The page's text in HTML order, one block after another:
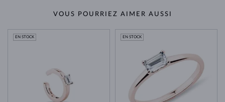
VOUS POURRIEZ AIMER AUSSI
EN STOCK EN STOCK